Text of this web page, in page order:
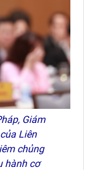
Giám
Liên
chủng
hành cơ